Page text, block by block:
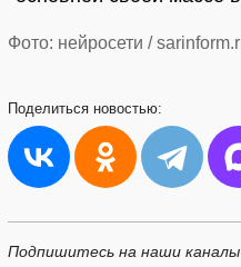
Фото: нейросети /
Поделиться новостью:
Подпишитесь на наши